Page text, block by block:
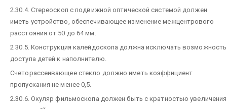
2.30.4. Стереоскоп с подвижной оптической системой должен
иметь устройство, обеспечивающее изменение межцентрового
расстояния от 50 до 64 мм.
2 30.5. Конструкция калейдоскопа должна исключать возможность
доступа детей к наполнителю.
Счеторассеивающее стекло должно иметь коэффициент
пропускания не менее 0,5.
2.30.6. Окуляр фильмоскопа должен быть с кратностью увеличения